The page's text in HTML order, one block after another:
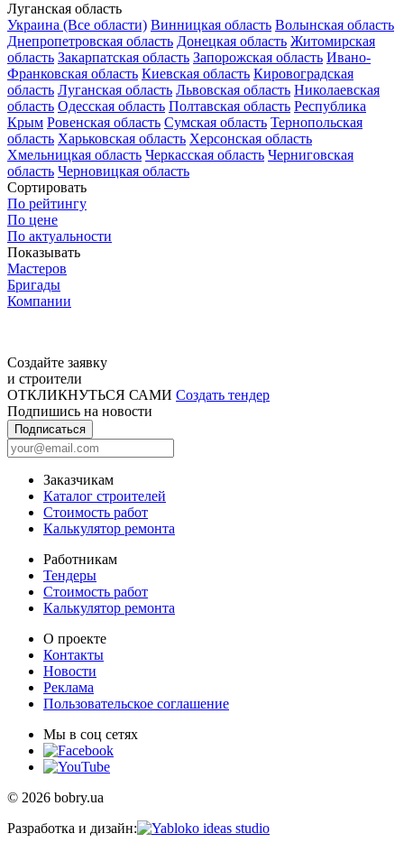
Луганская область
Украина (Все области) Винницкая область Волынская область
Днепропетровская область Донецкая область Житомирская
область Закарпатская область Запорожская область Ивано-
Франковская область Киевская область Кировоградская
область Луганская область Львовская область Николаевская
область Одесская область Полтавская область Республика
Крым Ровенская область Сумская область Тернопольская
область Харьковская область Херсонская область
Хмельницкая область Черкасская область Черниговская
область Черновицкая область
Сортировать
По рейтингу
По цене
По актуальности
Показывать
Мастеров
Бригады
Компании
Создайте заявку
и строители
ОТКЛИКНУТЬСЯ САМИ Создать тендер
Подпишись на новости
Подписаться
Заказчикам
Каталог строителей
Стоимость работ
Калькулятор ремонта
Работникам
Тендеры
Стоимость работ
Калькулятор ремонта
О проекте
Контакты
Новости
Реклама
Пользовательское соглашение
Мы в соц сетях
© 2026 bobry.ua
Разработка и дизайн: